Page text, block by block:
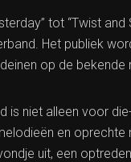
tot “Twist
Het publiek
op de bekende
is niet alleen voor
en
uit, een